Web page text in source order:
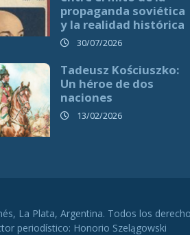
propaganda soviética
y la realidad histórica
30/07/2026
Tadeusz Kościuszko:
Un héroe de dos
naciones
13/02/2026
La Plata, Argentina. Todos los
periodístico: Honorio Szelągowski